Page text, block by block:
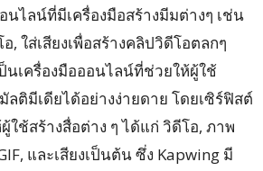
นไลน์ที่มีเครื่องมือสร้างมีมต่างๆ เช่น
, ใส่เสียงเพื่อสร้างคลิปวิดีโอตลกๆ
นเครื่องมือออนไลน์ที่ช่วยให้ผู้ใช้
ลติมีเดียได้อย่างง่ายดาย โดยเซิร์ฟิสต์
ช้สร้างสื่อต่าง ๆ ได้แก่ วิดีโอ, ภาพ
และเสียงเป็นต้น ซึ่ง Kapwing มี